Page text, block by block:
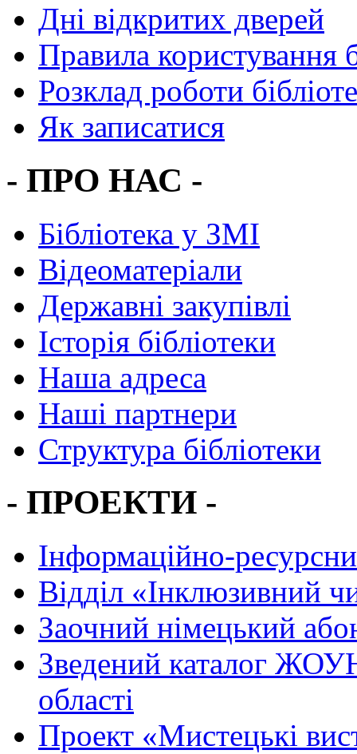
Дні відкритих дверей
Правила користування
Розклад роботи
Як записатися
- ПРО НАС -
Бібліотека у ЗМІ
Відеоматеріали
Державні закупівлі
Історія бібліотеки
Наша адреса
Наші партнери
Структура бібліотеки
- ПРОЕКТИ -
Інформаційно-
Вiддiл «Інклюзивний
Заочний німецький
Зведений каталог
області
Проект «Мистецькі